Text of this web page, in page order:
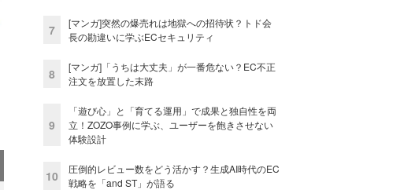
7
[マンガ]突然の爆売れは地獄への招待状？トド会
長の勘違いに学ぶECセキュリティ
8
[マンガ]「うちは大丈夫」が一番危ない？EC不正
注文を放置した末路
9
「遊び心」と「育てる運用」で成果と独自性を両
立！ZOZO事例に学ぶ、ユーザーを飽きさせない
体験設計
10
圧倒的レビュー数をどう活かす？生成AI時代のEC
戦略を「and ST」が語る